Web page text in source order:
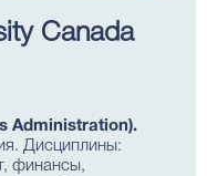
Canada
Administration).
Дисциплины:
финансы,